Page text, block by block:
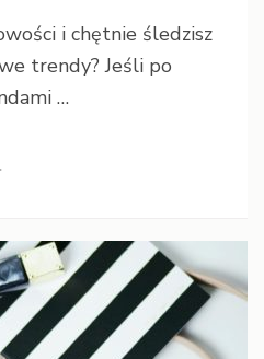
i chętnie śledzisz
trendy? Jeśli po
…